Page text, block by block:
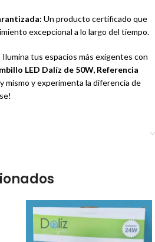
Un producto certificado que
excepcional a lo largo del tiempo.
tus espacios más exigentes con
LED Dalíz de 50W, Referencia
mismo y experimenta la diferencia de